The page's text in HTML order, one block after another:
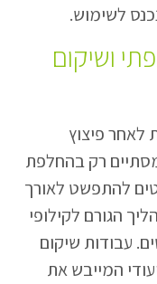
לשימוש.
ושיקום
פיצוץ
רק בהחלפת
להתפשט לאורך
הגורם לקילופי
עבודות שיקום
המייבש את